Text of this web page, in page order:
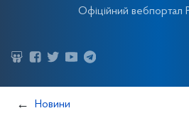
Офіційний вебпортал
Новини